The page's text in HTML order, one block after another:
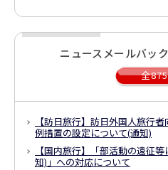
ニュースメールバッ
全
【訪日旅行】 訪日外国人旅行
例措置の設定について(通知)
【国内旅行】
「部活動の遠征
知)」への対応について